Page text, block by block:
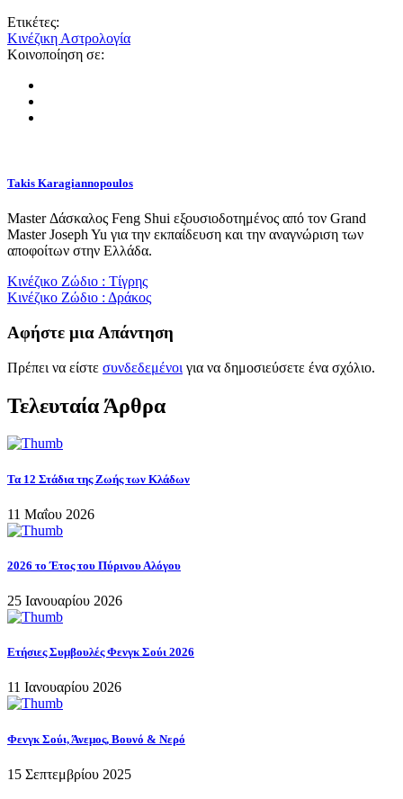
Ετικέτες:
Κινέζικη Αστρολογία
Κοινοποίηση σε:
Takis Karagiannopoulos
Master Δάσκαλος Feng Shui εξουσιοδοτημένος από τον Grand
Master Joseph Yu για την εκπαίδευση και την αναγνώριση των
αποφοίτων στην Ελλάδα.
Κινέζικο Ζώδιο : Τίγρης
Κινέζικο Ζώδιο : Δράκος
Αφήστε μια Απάντηση
Πρέπει να είστε συνδεδεμένοι για να δημοσιεύσετε ένα σχόλιο.
Τελευταία Άρθρα
Τα 12 Στάδια της Ζωής των Κλάδων
11 Μαΐου 2026
2026 το Έτος του Πύρινου Αλόγου
25 Ιανουαρίου 2026
Ετήσιες Συμβουλές Φενγκ Σούι 2026
11 Ιανουαρίου 2026
Φενγκ Σούι, Άνεμος, Βουνό & Νερό
15 Σεπτεμβρίου 2025